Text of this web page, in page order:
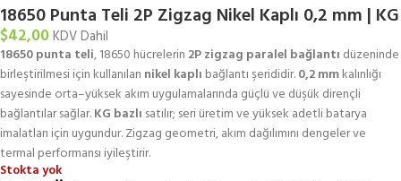
18650 Punta Teli 2P Zigzag Nikel Kaplı 0,2 mm | KG
$42,00KDV Dahil
18650 punta teli, 18650 hücrelerin 2P zigzag paralel bağlantı düzeninde
birleştirilmesi için kullanılan nikel kaplı bağlantı şerididir.0,2 mmkalınlığı
sayesinde orta–yüksek akım uygulamalarında güçlü ve düşük dirençli
bağlantılar sağlar.KG bazlı satılır; seri üretim ve yüksek adetli batarya
imalatları için uygundur. Zigzag geometri, akım dağılımını dengeler ve
termal performansı iyileştirir.
Stokta yok